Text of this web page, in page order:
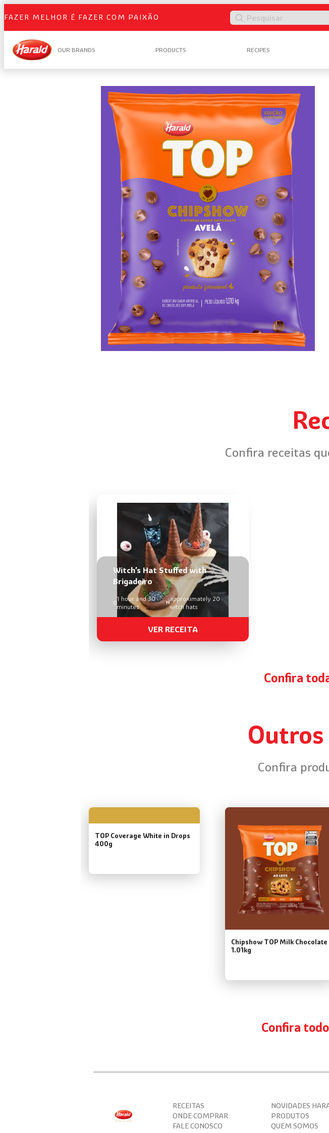
FAZER MELHOR É FAZER COM PAIXÃO Pesquisar
OUR BRANDS PRODUCTS RECIPES
Confira receitas
Witch’s Hat Stuffed with
Brigadeiro
1 hour and 30
minutes
approximately 20
witch hats
VER RECEITA
Confira
Confira
TOP Coverage White in Drops
400g
Chipshow TOP Milk Chocolate
1.01kg
Confira
RECEITAS
NOVIDADES
ONDE COMPRAR
PRODUTOS
FALE CONOSCO
QUEM SOMOS